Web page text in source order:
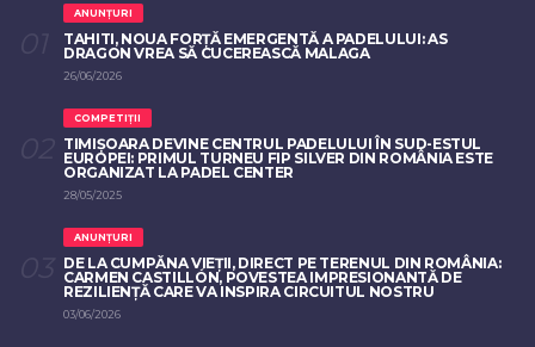
ANUNȚURI
TAHITI, NOUA FORȚĂ EMERGENTĂ A PADELULUI: AS
DRAGON VREA SĂ CUCEREASCĂ MALAGA
26/06/2026
COMPETIȚII
TIMIȘOARA DEVINE CENTRUL PADELULUI ÎN SUD-ESTUL
EUROPEI: PRIMUL TURNEU FIP SILVER DIN ROMÂNIA ESTE
ORGANIZAT LA PADEL CENTER
28/05/2025
ANUNȚURI
DE LA CUMPĂNA VIEȚII, DIRECT PE TERENUL DIN ROMÂNIA:
CARMEN CASTILLÓN, POVESTEA IMPRESIONANTĂ DE
REZILIENȚĂ CARE VA INSPIRA CIRCUITUL NOSTRU
03/06/2026